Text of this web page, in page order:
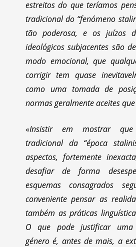
estreitos do que teríamos
tradicional do “fenómeno
tão poderosa, e os juízos
ideológicos subjacentes são
modo emocional, que
corrigir tem quase
como uma tomada de
normas geralmente aceites
«Insistir em mostrar que
tradicional da “época
aspectos, fortemente
desafiar de forma
esquemas consagrados
conveniente pensar as
também as práticas
O que pode justificar uma
género é, antes de mais, a